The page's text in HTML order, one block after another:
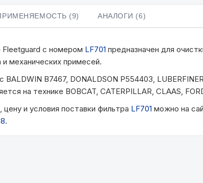
(9) АНАЛОГИ (6)
с номером LF701 предназначен для
и механических примесей.
BALDWIN B7467, DONALDSON P554403,
на технике BOBCAT, CATERPILLAR, CLAAS,
цену и условия поставки фильтра LF701 можно на
.